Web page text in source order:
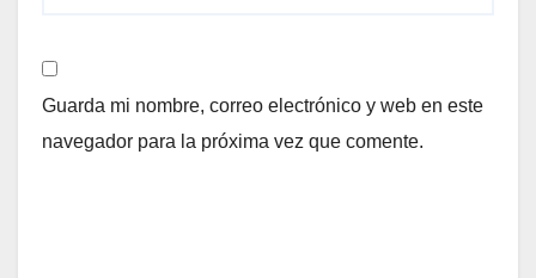
Guarda mi nombre, correo electrónico y web en este
navegador para la próxima vez que comente.